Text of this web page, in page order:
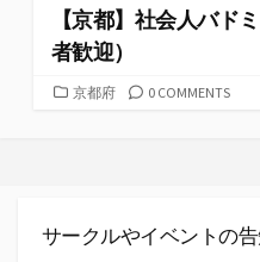
【京都】社会人バド
者歓迎）
カ京都府 0 COMMENTS
サークルやイベントの